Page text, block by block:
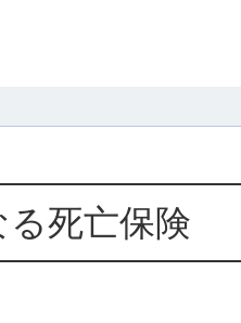
死亡保険